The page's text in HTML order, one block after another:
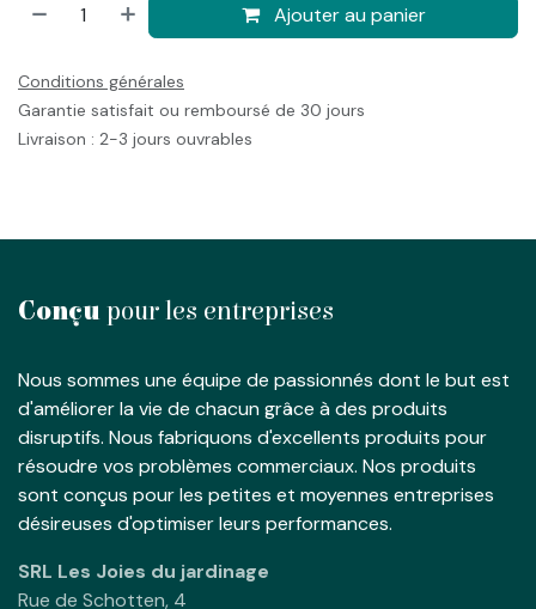
Ajouter au panier
Conditions générales
Garantie satisfait ou remboursé de 30 jours
Livraison : 2-3 jours ouvrables
Conçu pour les entreprises
Nous sommes une équipe de passionnés dont le but est
d'améliorer la vie de chacun grâce à des produits
disruptifs. Nous fabriquons d'excellents produits pour
résoudre vos problèmes commerciaux. Nos produits
sont conçus pour les petites et moyennes entreprises
désireuses d'optimiser leurs performances.
SRL Les Joies du jardinage
Rue de Schotten, 4